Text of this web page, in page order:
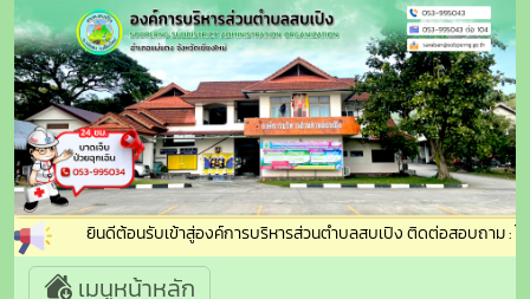
ยินดีต้อนรับเข้าสู่องค์การบริหารส่วนตำบลสบเปิง ติดต่อสอบถาม : โท
เมนูหน้าหลัก